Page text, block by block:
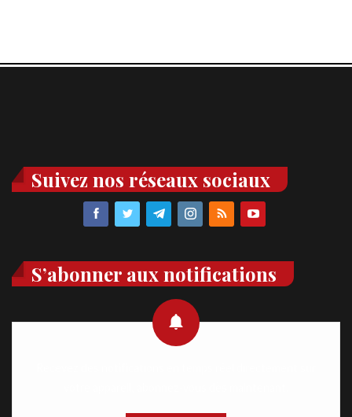
Suivez nos réseaux sociaux
S’abonner aux notifications